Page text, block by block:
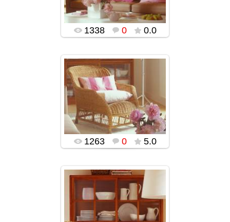
1338 0 0.0
05.01.2016
popularsge
1263 0 5.0
05.01.2016
popularsge